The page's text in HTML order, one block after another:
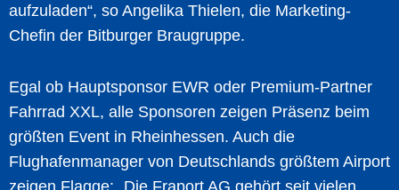
aufzuladen“, so Angelika Thielen, die Marketing-
Chefin der Bitburger Braugruppe.
Egal ob Hauptsponsor EWR oder Premium-Partner
Fahrrad XXL, alle Sponsoren zeigen Präsenz beim
größten Event in Rheinhessen. Auch die
Flughafenmanager von Deutschlands größtem Airport
zeigen Flagge: „Die Fraport AG gehört seit vielen